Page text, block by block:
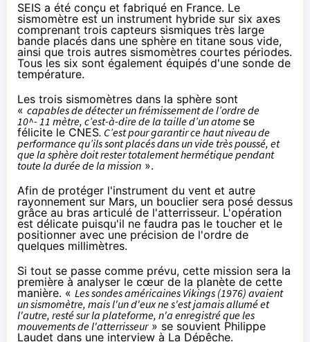
SEIS a été conçu et fabriqué en France. Le
sismomètre est un instrument hybride sur six axes
comprenant trois capteurs sismiques très large
bande placés dans une sphère en titane sous vide,
ainsi que trois autres sismomètres courtes périodes.
Tous les six sont également équipés d'une sonde de
température.
Les trois sismomètres dans la sphère sont
« capables de détecter un frémissement de l’ordre de
10^- 11 mètre, c’est-à-dire de la taille d’un atome se
félicite le CNES. C’est pour garantir ce haut niveau de
performance qu’ils sont placés dans un vide très poussé, et
que la sphère doit rester totalement hermétique pendant
toute la durée de la mission ».
Afin de protéger l'instrument du vent et autre
rayonnement sur Mars, un bouclier sera posé dessus
grâce au bras articulé de l'atterrisseur. L'opération
est délicate puisqu'il ne faudra pas le toucher et le
positionner avec une précision de l'ordre de
quelques millimètres.
Si tout se passe comme prévu, cette mission sera la
première à analyser le cœur de la planète de cette
manière. « Les sondes américaines Vikings (1976) avaient
un sismomètre, mais l'un d'eux ne s'est jamais allumé et
l'autre, resté sur la plateforme, n'a enregistré que les
mouvements de l'atterrisseur» se souvient Philippe
Laudet dans une interview à La Dépêche.